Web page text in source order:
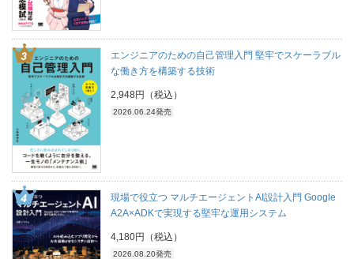
エンジニアのための自己管理入門 堅牢でスケーラブル
な働き方を構築する技術
2,948円（税込）
2026.06.24発売
現場で役立つ マルチエージェントAI設計入門 Google
A2A×ADKで実現する堅牢な運用システム
4,180円（税込）
2026.08.20発売